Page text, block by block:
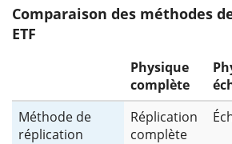
Comparaison des méthodes
ETF
Physique
complète
Méthode de
réplication
Réplication
complète